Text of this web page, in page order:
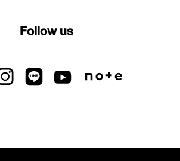
Follow us
known as Twitter
InstagramLINE Youtube Note